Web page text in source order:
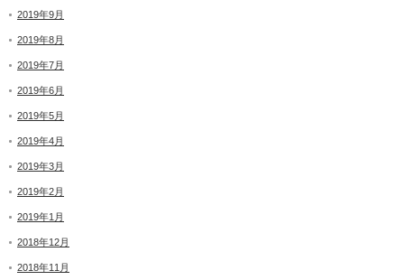
2019年9月
2019年8月
2019年7月
2019年6月
2019年5月
2019年4月
2019年3月
2019年2月
2019年1月
2018年12月
2018年11月